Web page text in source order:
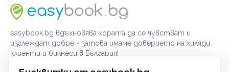
easybook.bg вдъхновява хората да се чувстват и
изглеждат добре - затова имаме доверието на хиляди
клиенти и бизнеси в България!